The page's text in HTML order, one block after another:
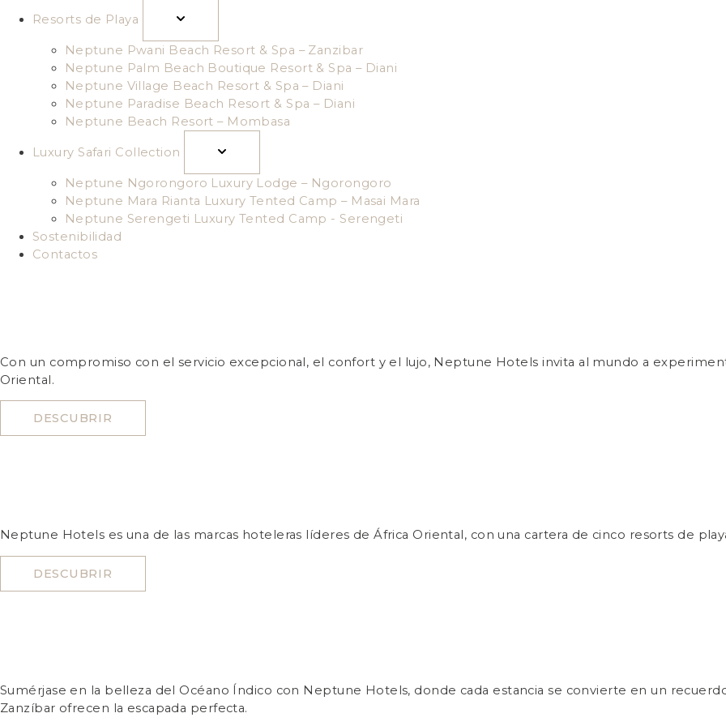
Resorts de Playa
Neptune Pwani Beach Resort & Spa – Zanzibar
Neptune Palm Beach Boutique Resort & Spa – Diani
Neptune Village Beach Resort & Spa – Diani
Neptune Paradise Beach Resort & Spa – Diani
Neptune Beach Resort – Mombasa
Luxury Safari Collection
Neptune Ngorongoro Luxury Lodge – Ngorongoro
Neptune Mara Rianta Luxury Tented Camp – Masai Mara
Neptune Serengeti Luxury Tented Camp - Serengeti
Sostenibilidad
Contactos
Con un compromiso con el servicio excepcional, el confort y el lujo, Neptune Hotels invita al mundo a
Oriental.
DESCUBRIR
Neptune Hotels es una de las marcas hoteleras líderes de África Oriental, con una cartera de cinco resorts de
DESCUBRIR
Sumérjase en la belleza del Océano Índico con Neptune Hotels, donde cada estancia se convierte en un
Zanzíbar ofrecen la escapada perfecta.